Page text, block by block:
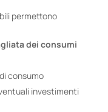
permettono
dei consumi
consumo
investimenti